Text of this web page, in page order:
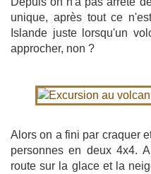
unique, après tout ce
Islande juste lorsqu'un
approcher, non ?
Alors on a fini par craquer
personnes en deux 4x4.
route sur la glace et la